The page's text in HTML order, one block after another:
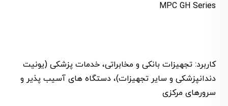
MPC GH Series
کاربرد: تجهیزات بانکی و مخابراتی، خدمات پزشکی (یونیت
دندانپزشکی و سایر تجهیزات)، دستگاه های آسیب پذیر و
سرورهای مرکزی